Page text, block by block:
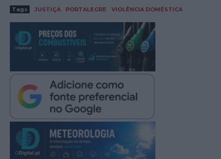
Tags JUSTIÇA PORTALEGRE VIOLÊNCIA DOMÉSTICA